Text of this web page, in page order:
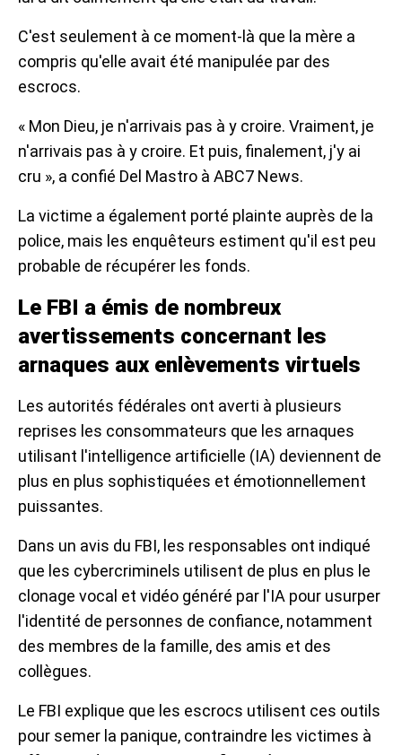
C'est seulement à ce moment-là que la mère a
compris qu'elle avait été manipulée par des
escrocs.
« Mon Dieu, je n'arrivais pas à y croire. Vraiment, je
n'arrivais pas à y croire. Et puis, finalement, j'y ai
cru », a confié Del Mastro à ABC7 News.
La victime a également porté plainte auprès de la
police, mais les enquêteurs estiment qu'il est peu
probable de récupérer les fonds.
Le FBI a émis de nombreux
avertissements concernant les
arnaques aux enlèvements virtuels
Les autorités fédérales ont averti à plusieurs
reprises les consommateurs que les arnaques
utilisant l'intelligence artificielle (IA) deviennent de
plus en plus sophistiquées et émotionnellement
puissantes.
Dans un avis du FBI, les responsables ont indiqué
que les cybercriminels utilisent de plus en plus le
clonage vocal et vidéo généré par l'IA pour usurper
l'identité de personnes de confiance, notamment
des membres de la famille, des amis et des
collègues.
Le FBI explique que les escrocs utilisent ces outils
pour semer la panique, contraindre les victimes à